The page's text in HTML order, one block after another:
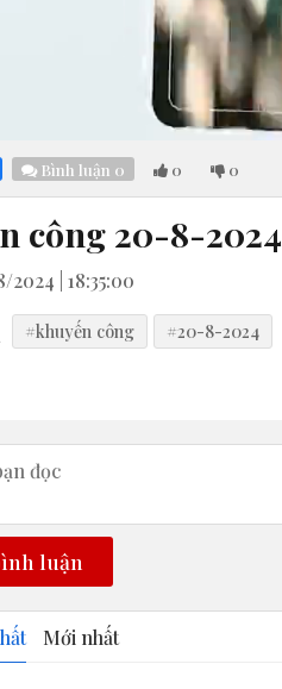
Bình luận 0 0 0
công 20-8-2024
2024 | 18:35:00
#khuyến công #20-8-2024
luận
Mới nhất